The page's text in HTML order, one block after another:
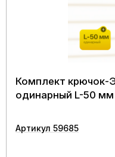
Комплект
одинарный L-50
Артикул 59685